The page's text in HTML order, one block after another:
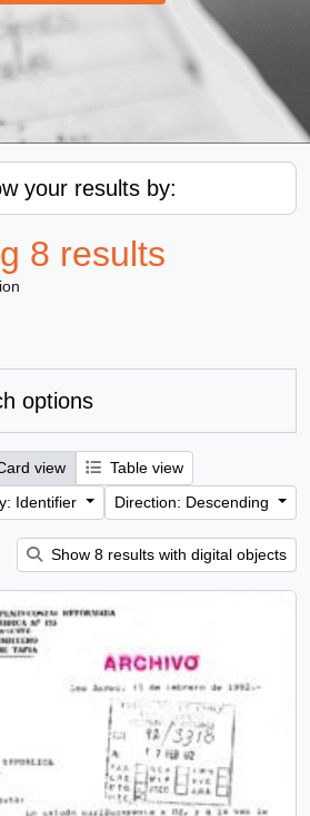
your results by:
8 results
options
view
Table view
Identifier
Direction: Descending
Show 8 results with digital objects